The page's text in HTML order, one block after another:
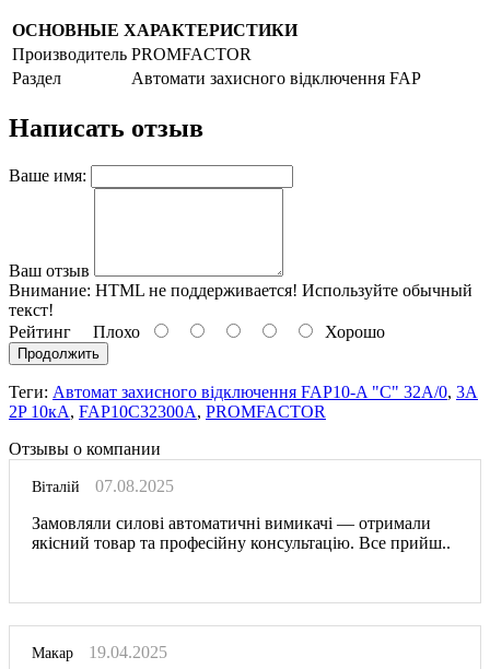
ОСНОВНЫЕ ХАРАКТЕРИСТИКИ
Производитель PROMFACTOR
Раздел
Автомати захисного відключення FAP
Написать отзыв
Ваше имя:
Ваш отзыв
Внимание: HTML не поддерживается! Используйте обычный
текст!
Рейтинг Плохо Хорошо
Продолжить
Теги: Автомат захисного відключення FAP10-A "C" 32А/0, 3A
2P 10кА, FAP10C32300A, PROMFACTOR
Отзывы о компании
Віталій
07.08.2025
Замовляли силові автоматичні вимикачі — отримали
якісний товар та професійну консультацію. Все прийш..
Макар 19.04.2025